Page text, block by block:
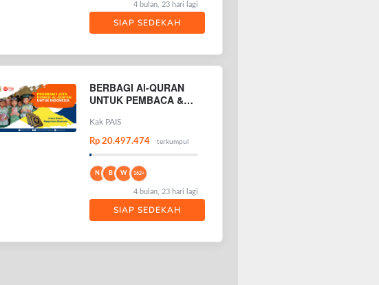
4 bulan, 23 hari lagi
SIAP SEDEKAH
BERBAGI Al-QURAN
UNTUK PEMBACA &
QURAN
Kak PAIS
Rp 20.497.474 terkumpul
N B W 162+
4 bulan, 23 hari lagi
SIAP SEDEKAH